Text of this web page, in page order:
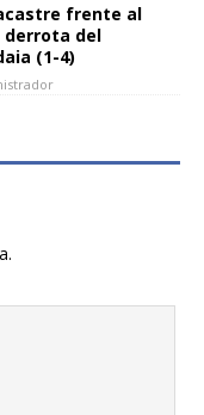
frente al
derrota del
(1-4)